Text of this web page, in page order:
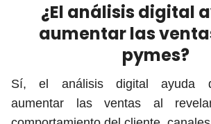
¿El análisis digital
aumentar las
pymes?
Sí, el análisis digital ayuda
aumentar las ventas al